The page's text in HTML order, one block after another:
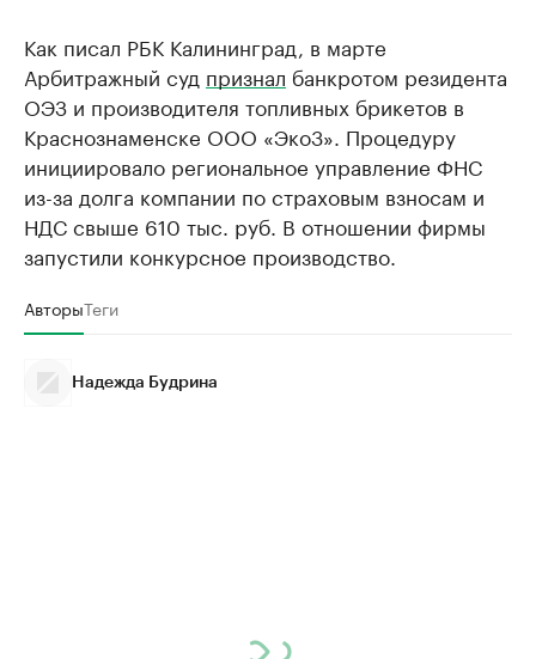
Как писал РБК Калининград, в марте
Арбитражный суд признал банкротом резидента
ОЭЗ и производителя топливных брикетов в
Краснознаменске ООО «Эко3». Процедуру
инициировало региональное управление ФНС
из-за долга компании по страховым взносам и
НДС свыше 610 тыс. руб. В отношении фирмы
запустили конкурсное производство.
АвторыТеги
Надежда Будрина